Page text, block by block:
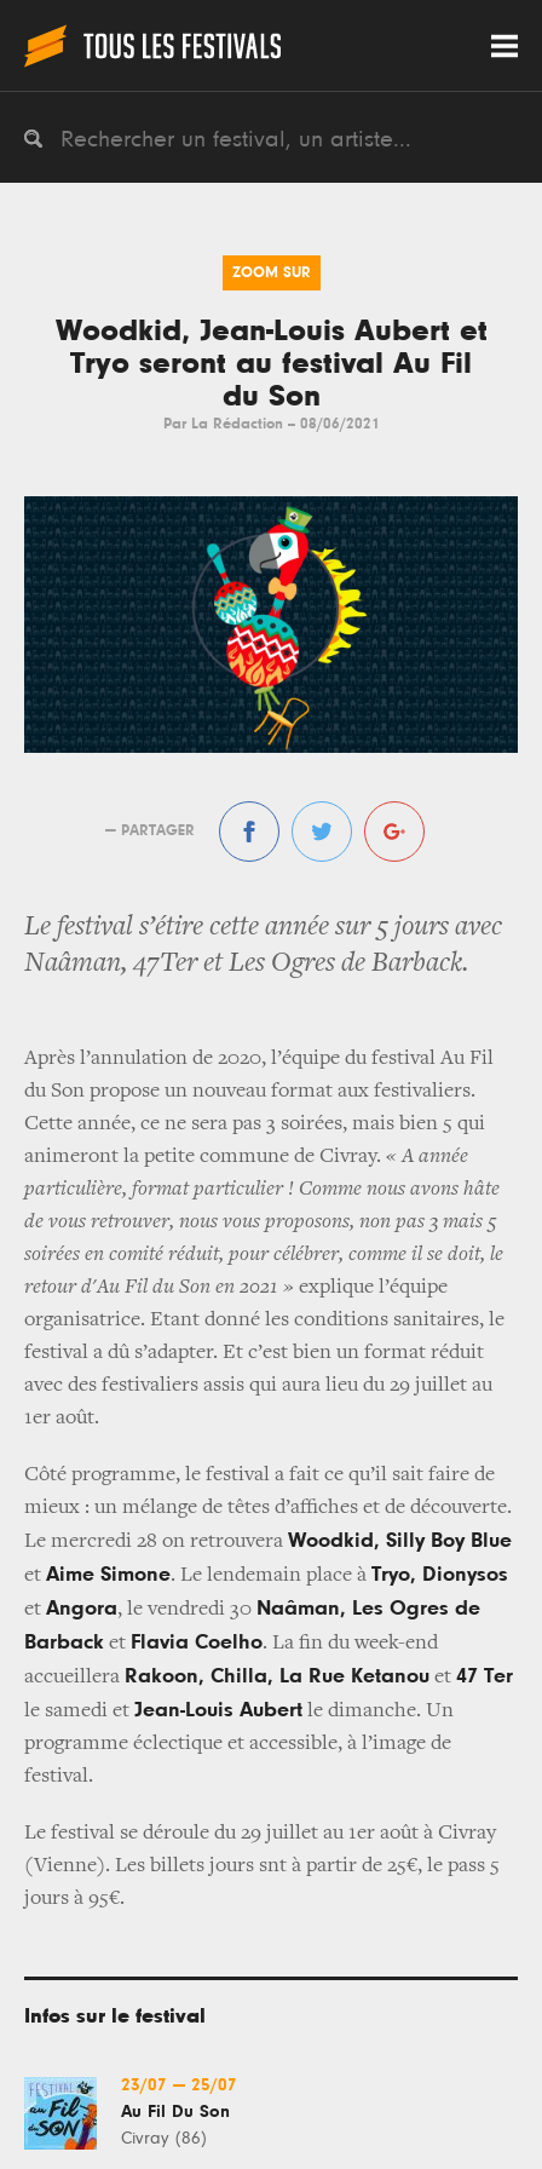
ZOOM SUR
Woodkid, Jean-Louis Aubert et
Tryo seront au festival Au Fil
du Son
Par La Rédaction -- 08/06/2021
— PARTAGER
Le festival s’étire cette année sur 5 jours avec
Naâman, 47Ter et Les Ogres de Barback.
Après l’annulation de 2020, l’équipe du festival Au Fil
du Son propose un nouveau format aux festivaliers.
Cette année, ce ne sera pas 3 soirées, mais bien 5 qui
animeront la petite commune de Civray. « A année
particulière, format particulier ! Comme nous avons hâte
de vous retrouver, nous vous proposons, non pas 3 mais 5
soirées en comité réduit, pour célébrer, comme il se doit, le
retour d'Au Fil du Son en 2021 » explique l’équipe
organisatrice. Etant donné les conditions sanitaires, le
festival a dû s’adapter. Et c’est bien un format réduit
avec des festivaliers assis qui aura lieu du 29 juillet au
1er août.
Côté programme, le festival a fait ce qu’il sait faire de
mieux : un mélange de têtes d’affiches et de découverte.
Le mercredi 28 on retrouvera Woodkid, Silly Boy Blue
et Aime Simone. Le lendemain place à Tryo, Dionysos
et Angora, le vendredi 30 Naâman, Les Ogres de
Barback et Flavia Coelho. La fin du week-end
accueillera Rakoon, Chilla, La Rue Ketanou et 47 Ter
le samedi et Jean-Louis Aubert le dimanche. Un
programme éclectique et accessible, à l’image de
festival.
Le festival se déroule du 29 juillet au 1er août à Civray
(Vienne). Les billets jours snt à partir de 25€, le pass 5
jours à 95€.
Infos sur le festival
23/07 — 25/07
Au Fil Du Son
Civray (86)